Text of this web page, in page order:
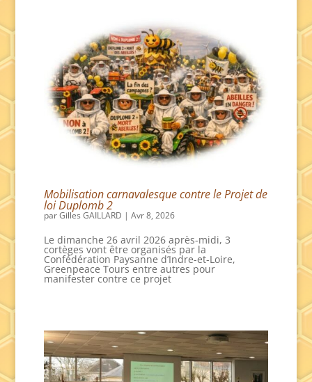
Mobilisation carnavalesque contre le Projet de
loi Duplomb 2
parGilles GAILLARD | Avr 8, 2026
Le dimanche 26 avril 2026 après-midi, 3
cortèges vont être organisés par la
Confédération Paysanne d’Indre-et-Loire,
Greenpeace Tours entre autres pour
manifester contre ce projet